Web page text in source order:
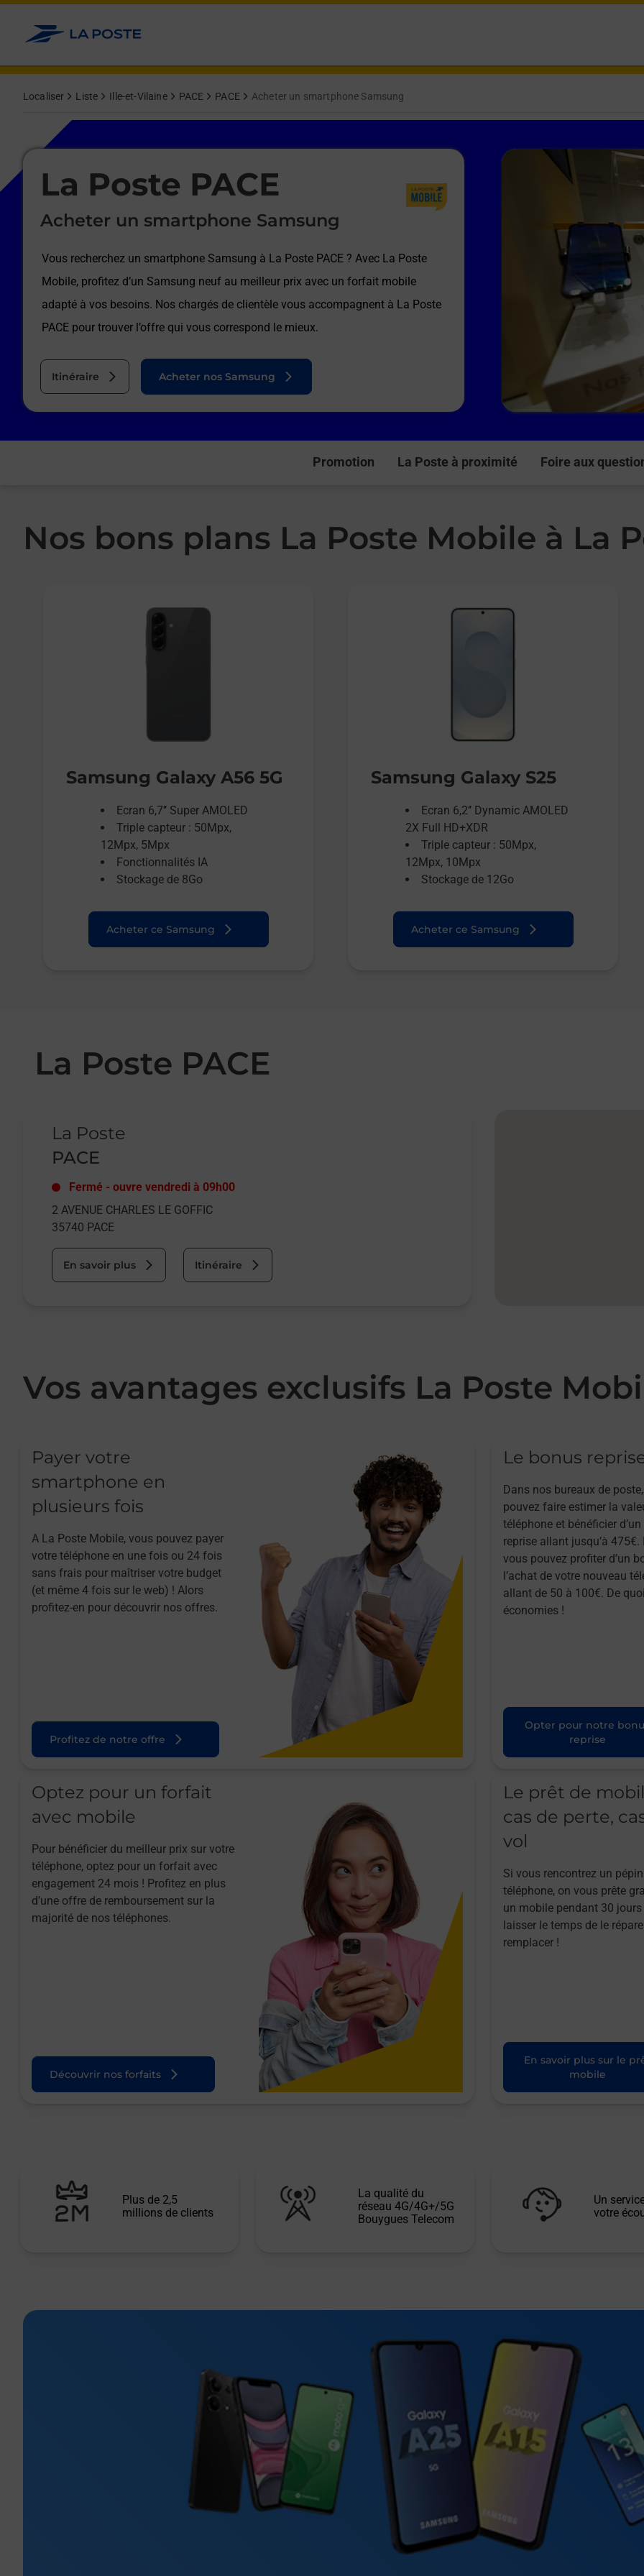
Allez au contenu
Localiser Liste Ille-et-Vilaine PACE PACE Acheter un smartphone Samsung
La Poste PACE
Acheter un smartphone Samsung
Vous recherchez un smartphone Samsung à La Poste PACE ? Avec La Poste
Mobile, profitez d’un Samsung neuf au meilleur prix avec un forfait mobile
adapté à vos besoins. Nos chargés de clientèle vous accompagnent à La Poste
PACE pour trouver l’offre qui vous correspond le mieux.
Itinéraire
Le lien s'ouvre dans un nouvel onglet
Acheter nos Samsung
Promotion La Poste à proximité Foire aux
Nos bons plans La Poste Mobile à La
Samsung Galaxy A56 5G
Ecran 6,7’’ Super AMOLED
Triple capteur : 50Mpx,
12Mpx, 5Mpx
Fonctionnalités IA
Stockage de 8Go
Acheter ce Samsung
Samsung Galaxy S25
Ecran 6,2’’ Dynamic AMOLED
2X Full HD+XDR
Triple capteur : 50Mpx,
12Mpx, 10Mpx
Stockage de 12Go
Acheter ce Samsung
La Poste PACE
La Poste
PACE
Fermé - ouvre vendredi à 09h00
2 AVENUE CHARLES LE GOFFIC
35740 PACE
En savoir plus Itinéraire
Vos avantages exclusifs La Poste
Payer votre
smartphone en
plusieurs fois
A La Poste Mobile, vous pouvez payer
votre téléphone en une fois ou 24 fois
sans frais pour maîtriser votre budget
(et même 4 fois sur le web) ! Alors
profitez-en pour découvrir nos offres.
Profitez de notre offre
Le bonus
Dans nos bureaux de
pouvez faire estimer la
téléphone et bénéficier
reprise allant jusqu’à 475€.
vous pouvez profiter d’un
l’achat de votre nouveau
allant de 50 à 100€. De
économies !
Opter pour notre
reprise
Optez pour un forfait
avec mobile
Pour bénéficier du meilleur prix sur votre
téléphone, optez pour un forfait avec
engagement 24 mois ! Profitez en plus
d’une offre de remboursement sur la
majorité de nos téléphones.
Découvrir nos forfaits
Le prêt de
cas de perte,
vol
Si vous rencontrez un
téléphone, on vous prête
un mobile pendant 30
laisser le temps de le
remplacer !
En savoir plus sur le
mobile
Plus de 2,5
millions de clients
La qualité du
réseau 4G/4G+/5G
Bouygues Telecom
Un
votre
Le lien s'ouvre dans un nouvel onglet
Afficher ou masquer la réponse
Afficher ou masquer la réponse
Afficher ou masquer la réponse
Afficher ou masquer la réponse
Afficher ou masquer la réponse
Afficher ou masquer la réponse